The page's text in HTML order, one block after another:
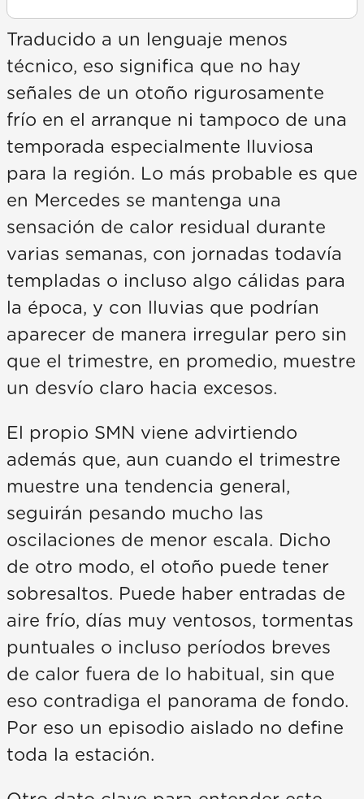
Traducido a un lenguaje menos
técnico, eso significa que no hay
señales de un otoño rigurosamente
frío en el arranque ni tampoco de una
temporada especialmente lluviosa
para la región. Lo más probable es que
en Mercedes se mantenga una
sensación de calor residual durante
varias semanas, con jornadas todavía
templadas o incluso algo cálidas para
la época, y con lluvias que podrían
aparecer de manera irregular pero sin
que el trimestre, en promedio, muestre
un desvío claro hacia excesos.
El propio SMN viene advirtiendo
además que, aun cuando el trimestre
muestre una tendencia general,
seguirán pesando mucho las
oscilaciones de menor escala. Dicho
de otro modo, el otoño puede tener
sobresaltos. Puede haber entradas de
aire frío, días muy ventosos, tormentas
puntuales o incluso períodos breves
de calor fuera de lo habitual, sin que
eso contradiga el panorama de fondo.
Por eso un episodio aislado no define
toda la estación.